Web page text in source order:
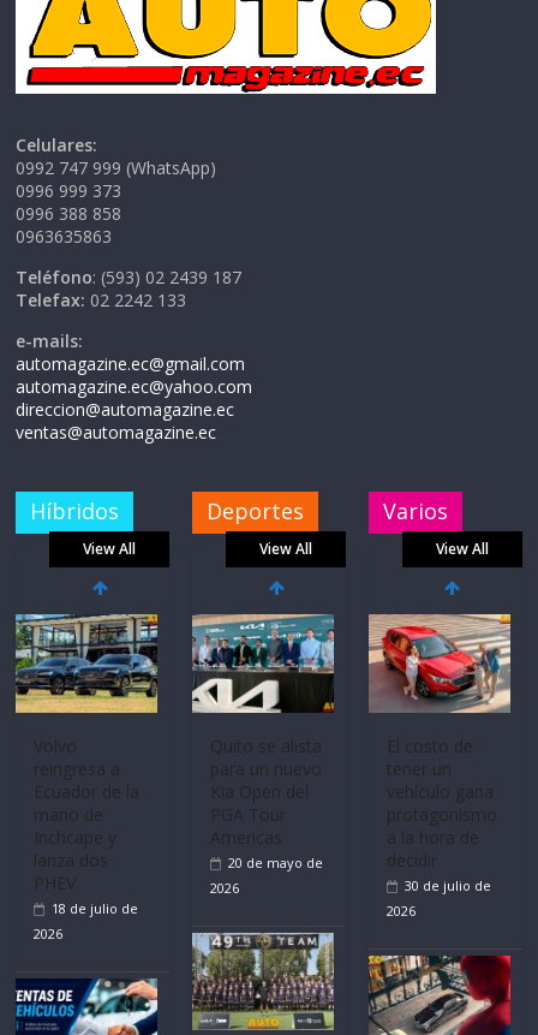
Celulares:
0992 747 999 (WhatsApp)
0996 999 373
0996 388 858
0963635863
Teléfono: (593) 02 2439 187
Telefax: 02 2242 133
e-mails:
automagazine.ec@gmail.com
automagazine.ec@yahoo.com
direccion@automagazine.ec
ventas@automagazine.ec
Híbridos
View All
Mercado
automotor
nacional cierra
su mejor 1er
semestre en la
historia
11 de julio de
2026
Deportes
View All
La FEDAK
recibe 12
Sinotruk
Bolden para
cubrir las rutas
de La Vuelta
31 de julio de
Varios
View All
Ultima película
‘Spider‑Man:
Brand New
Day’ pone en
escena a
BMW
29 de julio de
2026